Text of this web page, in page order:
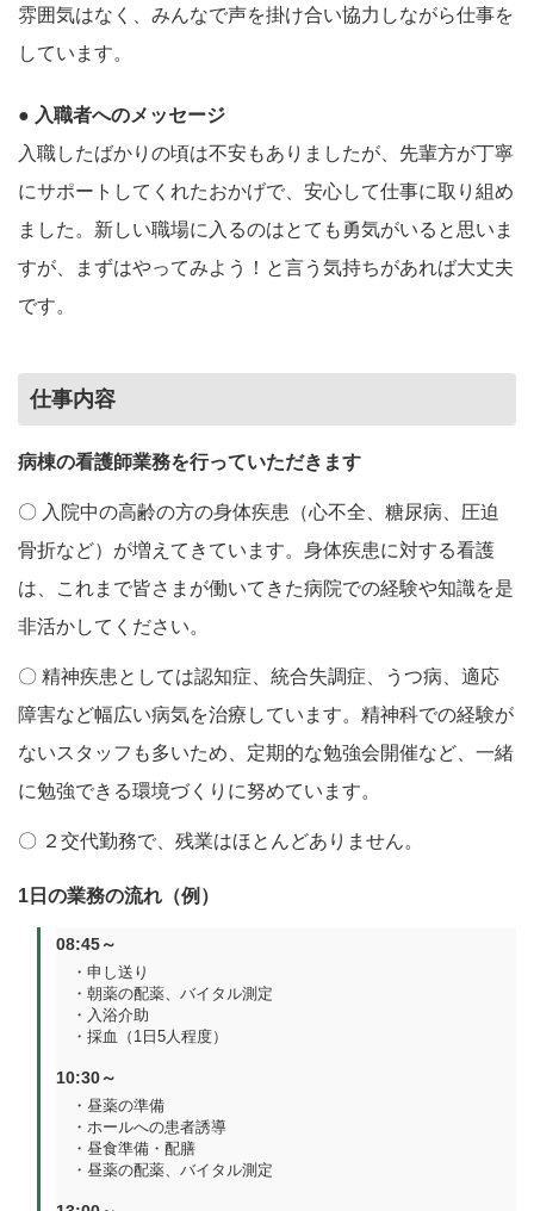
雰囲気はなく、みんなで声を掛け合い協力しながら仕事を
しています。
● 入職者へのメッセージ
入職したばかりの頃は不安もありましたが、先輩方が丁寧
にサポートしてくれたおかげで、安心して仕事に取り組め
ました。新しい職場に入るのはとても勇気がいると思いま
すが、まずはやってみよう！と言う気持ちがあれば大丈夫
です。
仕事内容
病棟の看護師業務を行っていただきます
〇 入院中の高齢の方の身体疾患（心不全、糖尿病、圧迫
骨折など）が増えてきています。身体疾患に対する看護
は、これまで皆さまが働いてきた病院での経験や知識を是
非活かしてください。
〇 精神疾患としては認知症、統合失調症、うつ病、適応
障害など幅広い病気を治療しています。精神科での経験が
ないスタッフも多いため、定期的な勉強会開催など、一緒
に勉強できる環境づくりに努めています。
〇 ２交代勤務で、残業はほとんどありません。
1日の業務の流れ（例）
08:45～
・申し送り
・朝薬の配薬、バイタル測定
・入浴介助
・採血（1日5人程度）
10:30～
・昼薬の準備
・ホールへの患者誘導
・昼食準備・配膳
・昼薬の配薬、バイタル測定